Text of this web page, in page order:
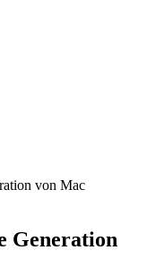
von Mac
Generation